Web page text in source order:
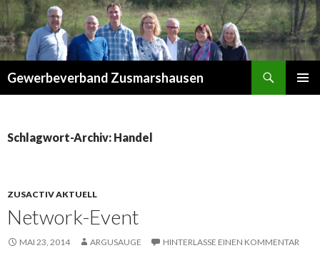
Gewerbeverband Zusmarshausen
Schlagwort-Archiv: Handel
ZUSACTIV AKTUELL
Network-Event
MAI 23, 2014 ARGUSAUGE HINTERLASSE EINEN KOMMENTAR